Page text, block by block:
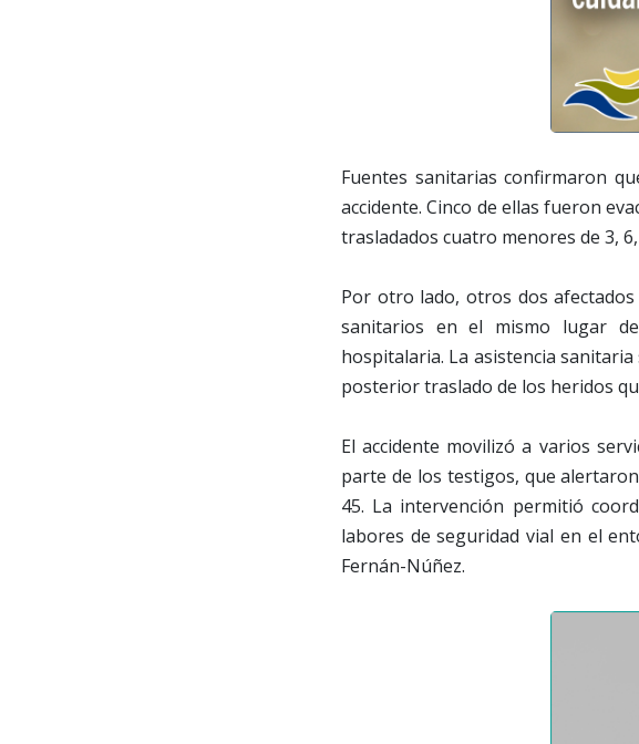
Fuentes sanitarias confirmaron
accidente. Cinco de ellas fueron
trasladados cuatro menores de 3,
Por otro lado, otros dos
sanitarios en el mismo lugar
hospitalaria. La asistencia
posterior traslado de los heridos
El accidente movilizó a varios
parte de los testigos, que
45. La intervención permitió
labores de seguridad vial en el
Fernán-Núñez.